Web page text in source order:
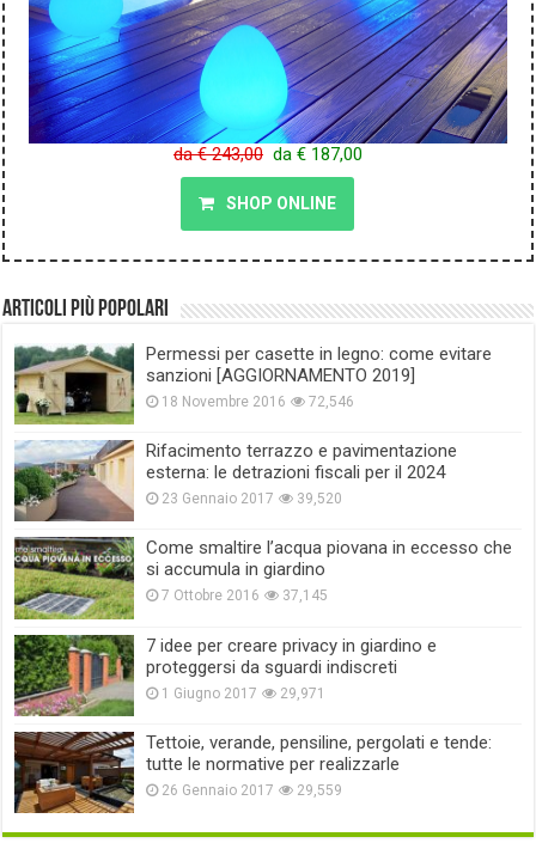
da € 243,00 da € 187,00
SHOP ONLINE
Articoli più popolari
Permessi per casette in legno: come evitare
sanzioni [AGGIORNAMENTO 2019]
18 Novembre 2016 72,546
Rifacimento terrazzo e pavimentazione
esterna: le detrazioni fiscali per il 2024
23 Gennaio 2017 39,520
Come smaltire l’acqua piovana in eccesso che
si accumula in giardino
7 Ottobre 2016 37,145
7 idee per creare privacy in giardino e
proteggersi da sguardi indiscreti
1 Giugno 2017 29,971
Tettoie, verande, pensiline, pergolati e tende:
tutte le normative per realizzarle
26 Gennaio 2017 29,559